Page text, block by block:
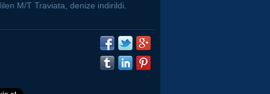
M/T Traviata, denize indirildi.